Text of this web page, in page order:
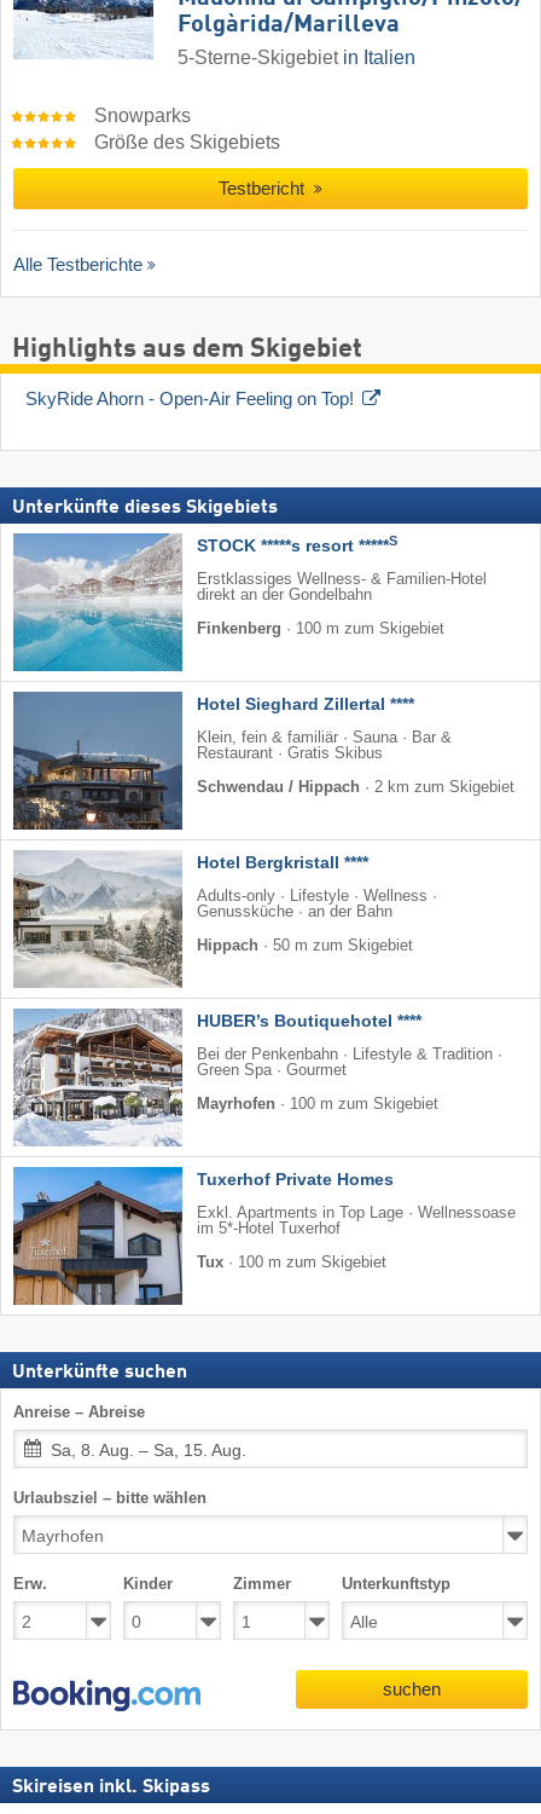
Folgàrida/​Marilleva
5-Sterne-Skigebiet in Italien
Snowparks
Größe des Skigebiets
Testbericht
Alle Testberichte
Highlights aus dem Skigebiet
SkyRide Ahorn - Open-Air Feeling on Top!
Unterkünfte dieses Skigebiets
STOCK *****s resort *****S
Erstklassiges Wellness- & Familien-Hotel
direkt an der Gondelbahn
Finkenberg · 100 m zum Skigebiet
Hotel Sieghard Zillertal ****
Klein, fein & familiär · Sauna · Bar &
Restaurant · Gratis Skibus
Schwendau / Hippach · 2 km zum Skigebiet
Hotel Bergkristall ****
Adults-only · Lifestyle · Wellness ·
Genussküche · an der Bahn
Hippach · 50 m zum Skigebiet
HUBER’s Boutiquehotel ****
Bei der Penkenbahn · Lifestyle & Tradition ·
Green Spa · Gourmet
Mayrhofen · 100 m zum Skigebiet
Tuxerhof Private Homes
Exkl. Apartments in Top Lage · Wellnessoase
im 5*-Hotel Tuxerhof
Tux · 100 m zum Skigebiet
Unterkünfte suchen
Anreise – Abreise
Sa, 8. Aug. – Sa, 15. Aug.
Urlaubsziel – bitte wählen
Erw. Kinder Zimmer Unterkunftstyp
suchen
Skireisen inkl. Skipass